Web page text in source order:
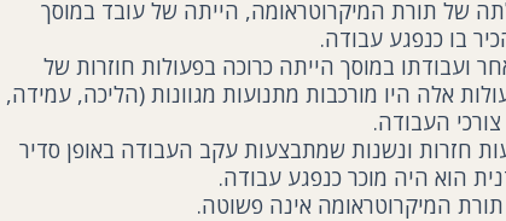
של תורת המיקרוטראומה, הייתה של עובד במוסך
בו כנפגע עבודה.
ועבודתו במוסך הייתה כרוכה בפעולות חוזרות של
אלה היו מורכבות מתנועות מגוונות (הליכה, עמידה,
העבודה.
חזרות ונשנות שמתבצעות עקב העבודה באופן סדיר
הוא היה מוכר כנפגע עבודה.
המיקרוטראומה אינה פשוטה.